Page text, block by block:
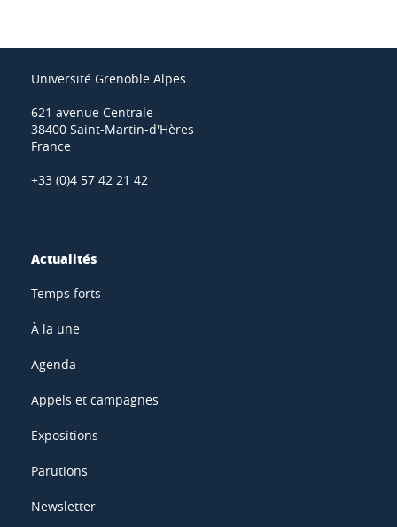
Université Grenoble Alpes
621 avenue Centrale
38400 Saint-Martin-d'Hères
France
+33 (0)4 57 42 21 42
Actualités
Temps forts
À la une
Agenda
Appels et campagnes
Expositions
Parutions
Newsletter